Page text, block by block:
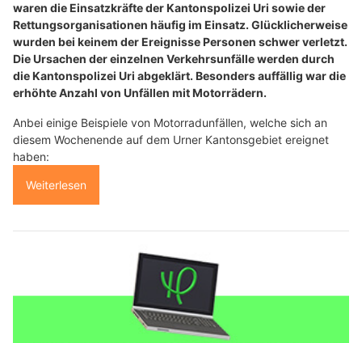
waren die Einsatzkräfte der Kantonspolizei Uri sowie der
Rettungsorganisationen häufig im Einsatz. Glücklicherweise
wurden bei keinem der Ereignisse Personen schwer verletzt.
Die Ursachen der einzelnen Verkehrsunfälle werden durch
die Kantonspolizei Uri abgeklärt. Besonders auffällig war die
erhöhte Anzahl von Unfällen mit Motorrädern.
Anbei einige Beispiele von Motorradunfällen, welche sich an
diesem Wochenende auf dem Urner Kantonsgebiet ereignet
haben:
Weiterlesen